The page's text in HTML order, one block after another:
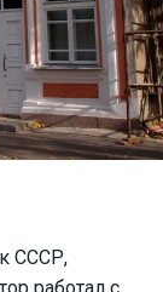
СССР,